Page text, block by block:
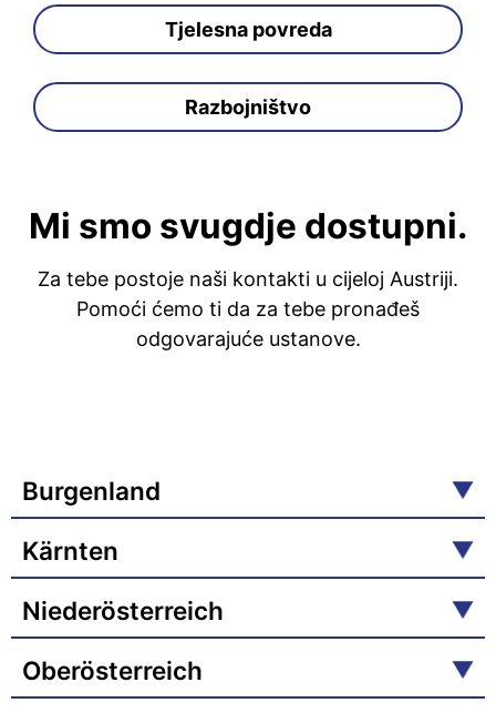
Tjelesna povreda
Razbojništvo
Mi smo svugdje dostupni.
Za tebe postoje naši kontakti u cijeloj Austriji.
Pomoći ćemo ti da za tebe pronađeš
odgovarajuće ustanove.
Burgenland
Kärnten
Niederösterreich
Oberösterreich